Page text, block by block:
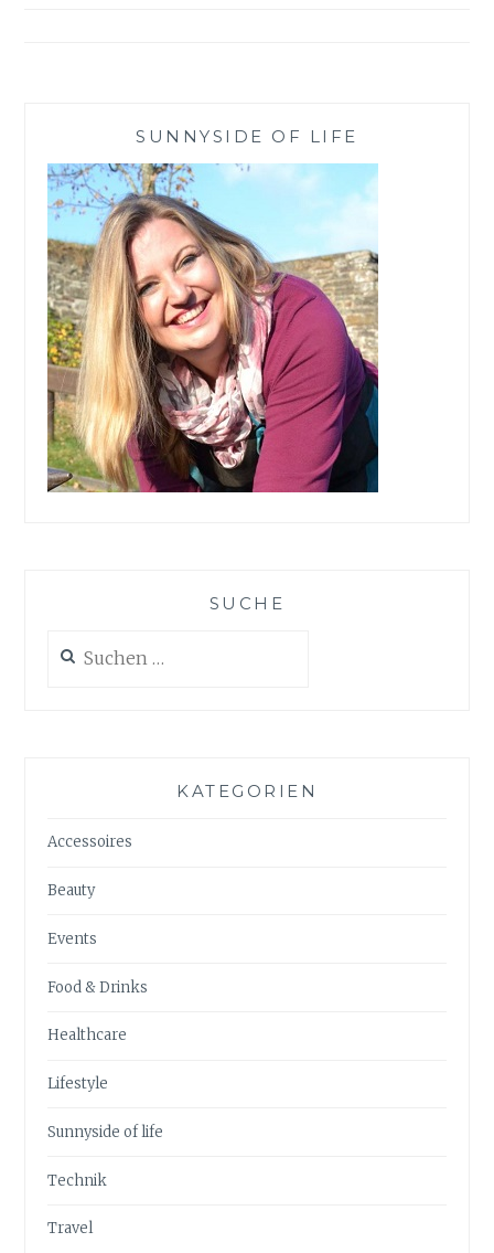
SUNNYSIDE OF LIFE
SUCHE
nach:
KATEGORIEN
Accessoires
Beauty
Events
Food & Drinks
Healthcare
Lifestyle
Sunnyside of life
Technik
Travel